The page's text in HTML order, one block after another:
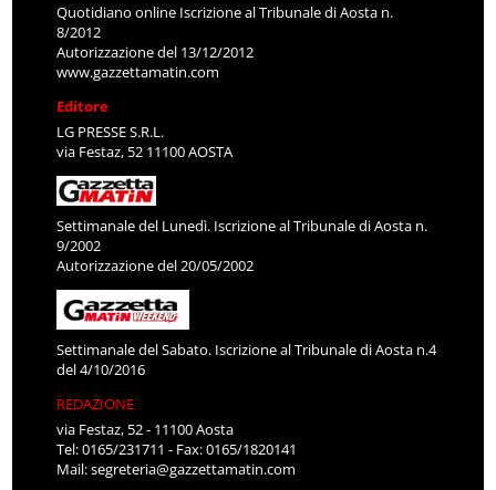
Quotidiano online Iscrizione al Tribunale di Aosta n.
8/2012
Autorizzazione del 13/12/2012
www.gazzettamatin.com
Editore
LG PRESSE S.R.L.
via Festaz, 52 11100 AOSTA
Settimanale del Lunedì. Iscrizione al Tribunale di Aosta n.
9/2002
Autorizzazione del 20/05/2002
Settimanale del Sabato. Iscrizione al Tribunale di Aosta n.4
del 4/10/2016
REDAZIONE
via Festaz, 52 - 11100 Aosta
Tel: 0165/231711 - Fax: 0165/1820141
Mail:segreteria@gazzettamatin.com